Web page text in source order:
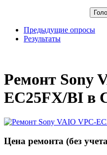
Предыдущие опросы
Результаты
Ремонт Sony
EC25FX/BI в
Цена ремонта (без